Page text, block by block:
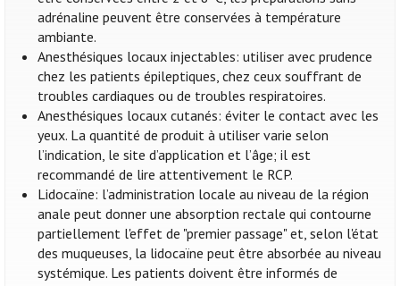
adrénaline peuvent être conservées à température
ambiante.
Anesthésiques locaux injectables: utiliser avec prudence
chez les patients épileptiques, chez ceux souffrant de
troubles cardiaques ou de troubles respiratoires.
Anesthésiques locaux cutanés: éviter le contact avec les
yeux. La quantité de produit à utiliser varie selon
l’indication, le site d’application et l’âge; il est
recommandé de lire attentivement le RCP.
Lidocaïne: l’administration locale au niveau de la région
anale peut donner une absorption rectale qui contourne
partiellement l'effet de "premier passage" et, selon l'état
des muqueuses, la lidocaïne peut être absorbée au niveau
systémique. Les patients doivent être informés de